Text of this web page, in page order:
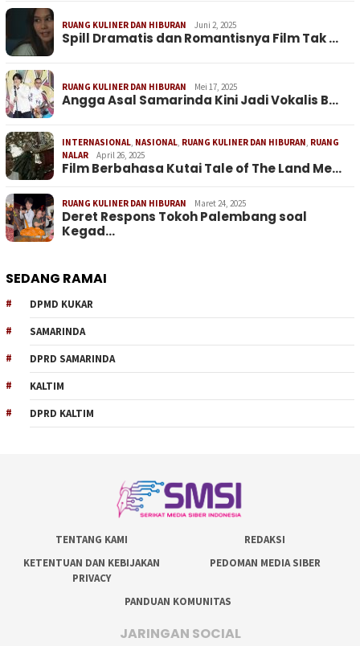
RUANG KULINER DAN HIBURAN Juni 2, 2025
Spill Dramatis dan Romantisnya Film Tak …
RUANG KULINER DAN HIBURAN Mei 17, 2025
Angga Asal Samarinda Kini Jadi Vokalis B…
INTERNASIONAL, NASIONAL, RUANG KULINER DAN HIBURAN, RUANG
NALAR
April 26, 2025
Film Berbahasa Kutai Tale of The Land Me…
RUANG KULINER DAN HIBURAN Maret 24, 2025
Deret Respons Tokoh Palembang soal
Kegad…
SEDANG RAMAI
DPMD KUKAR
SAMARINDA
DPRD SAMARINDA
KALTIM
DPRD KALTIM
TENTANG KAMI
REDAKSI
KETENTUAN DAN KEBIJAKAN
PRIVACY
PEDOMAN MEDIA SIBER
PANDUAN KOMUNITAS
JARINGAN SOCIAL